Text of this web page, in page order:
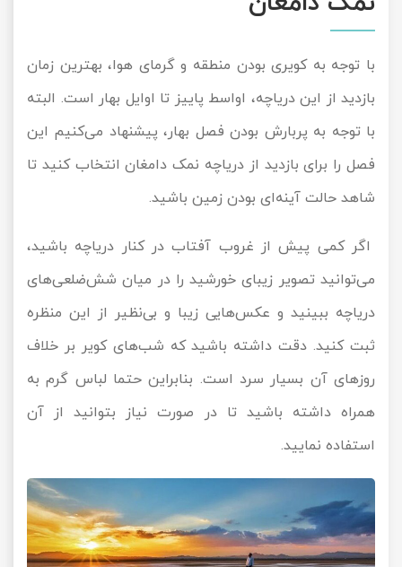
با توجه به کویری بودن منطقه و گرمای هوا، بهترین زمان
بازدید از این دریاچه، اواسط پاییز تا اوایل بهار است. البته
با توجه به پربارش بودن فصل بهار، پیشنهاد می‌کنیم این
فصل را برای بازدید از دریاچه نمک دامغان انتخاب کنید تا
شاهد حالت آینه‌ای بودن زمین باشید.
اگر کمی پیش از غروب آفتاب در کنار دریاچه باشید،
می‌توانید تصویر زیبای خورشید را در میان شش‌ضلعی‌های
دریاچه ببینید و عکس‌هایی زیبا و بی‌نظیر از این منظره
ثبت کنید. دقت داشته باشید که شب‌های کویر بر خلاف
روزهای آن بسیار سرد است. بنابراین حتما لباس گرم به
همراه داشته باشید تا در صورت نیاز بتوانید از آن
استفاده نمایید.